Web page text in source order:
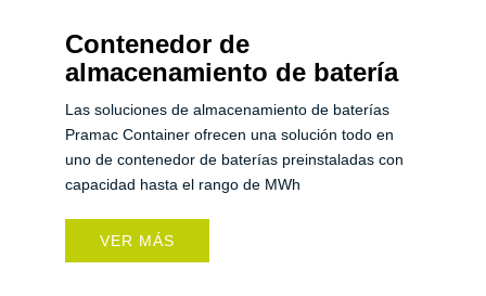
Contenedor de
almacenamiento de batería
Las soluciones de almacenamiento de baterías
Pramac Container ofrecen una solución todo en
uno de contenedor de baterías preinstaladas con
capacidad hasta el rango de MWh
VER MÁS